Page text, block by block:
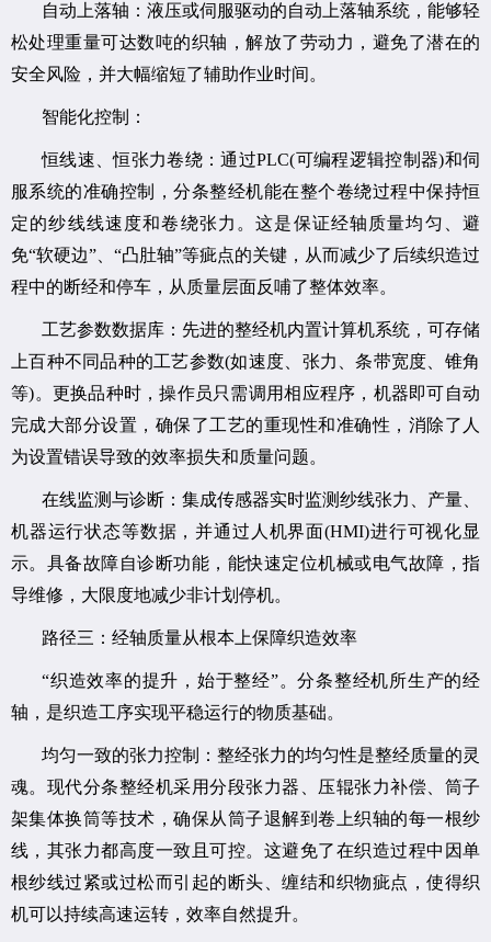
自动上落轴：液压或伺服驱动的自动上落轴系统，能够轻
松处理重量可达数吨的织轴，解放了劳动力，避免了潜在的
安全风险，并大幅缩短了辅助作业时间。
智能化控制：
恒线速、恒张力卷绕：通过PLC(可编程逻辑控制器)和伺
服系统的准确控制，分条整经机能在整个卷绕过程中保持恒
定的纱线线速度和卷绕张力。这是保证经轴质量均匀、避
免“软硬边”、“凸肚轴”等疵点的关键，从而减少了后续织造过
程中的断经和停车，从质量层面反哺了整体效率。
工艺参数数据库：先进的整经机内置计算机系统，可存储
上百种不同品种的工艺参数(如速度、张力、条带宽度、锥角
等)。更换品种时，操作员只需调用相应程序，机器即可自动
完成大部分设置，确保了工艺的重现性和准确性，消除了人
为设置错误导致的效率损失和质量问题。
在线监测与诊断：集成传感器实时监测纱线张力、产量、
机器运行状态等数据，并通过人机界面(HMI)进行可视化显
示。具备故障自诊断功能，能快速定位机械或电气故障，指
导维修，大限度地减少非计划停机。
路径三：经轴质量从根本上保障织造效率
“织造效率的提升，始于整经”。分条整经机所生产的经
轴，是织造工序实现平稳运行的物质基础。
均匀一致的张力控制：整经张力的均匀性是整经质量的灵
魂。现代分条整经机采用分段张力器、压辊张力补偿、筒子
架集体换筒等技术，确保从筒子退解到卷上织轴的每一根纱
线，其张力都高度一致且可控。这避免了在织造过程中因单
根纱线过紧或过松而引起的断头、缠结和织物疵点，使得织
机可以持续高速运转，效率自然提升。